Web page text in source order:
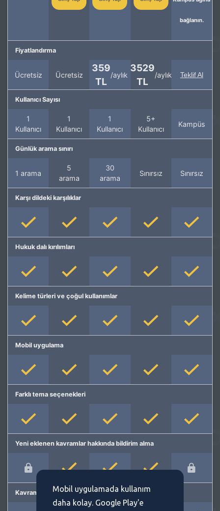
bağlanın.
Fiyatlandırma
Ücretsiz Ücretsiz
359
TL
/aylık
3529
TL
/aylık Teklif Al
Kullanıcı Sayısı
1
Kullanıcı
1
Kullanıcı
1
Kullanıcı
5+
Kullanıcı
Kampüs
Günlük arama sınırı
1 arama
5
arama
30
arama
Sınırsız Sınırsız
Karşı dildeki karşılıklar
Hukuk dalı kırılımları
Kelime türleri ve çoğul kullanımlar
Mobil uygulama
Farklı tema seçenekleri
Yeni eklenen kavramlar hakkında bildirim alma
Kavram önermeMobil uygulamada kullanım
daha kolay. Google Play'e